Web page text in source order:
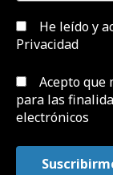
He leído y
Privacidad
Acepto que
para las
electrónicos